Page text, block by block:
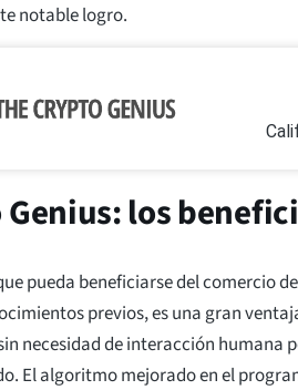
notable logro.
los
pueda beneficiarse del comercio
previos, es una gran
necesidad de interacción humana
El algoritmo mejorado en el